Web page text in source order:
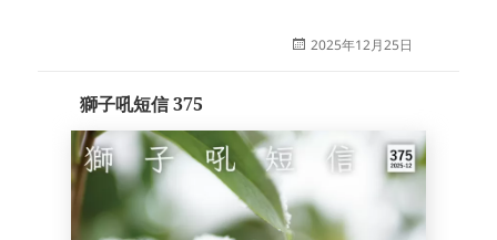
投
2025年12月25日
獅子吼短信 375